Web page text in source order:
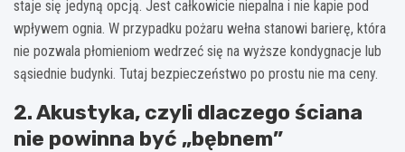
staje się jedyną opcją. Jest całkowicie niepalna i nie kapie pod
wpływem ognia. W przypadku pożaru wełna stanowi barierę, która
nie pozwala płomieniom wedrzeć się na wyższe kondygnacje lub
sąsiednie budynki. Tutaj bezpieczeństwo po prostu nie ma ceny.
2. Akustyka, czyli dlaczego ściana
nie powinna być „bębnem”